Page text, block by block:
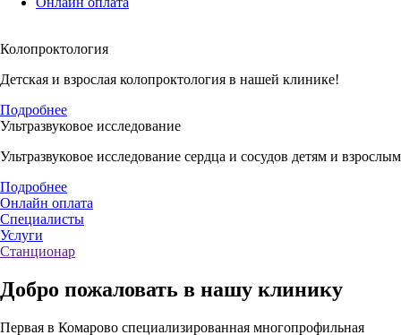
Колопроктология
Детская и взрослая колопроктология в нашей клинике!
Подробнее
Ультразвуковое исследование
Ультразвуковое исследование сердца и сосудов детям и взрослым
Подробнее
Онлайн оплата
Специалисты
Услуги
Станционар
Добро пожаловать в нашу клинику
Первая в Комарово специализированная многопрофильная